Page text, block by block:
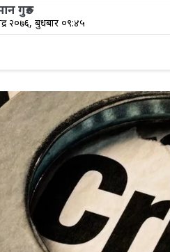
गुरुङ
२०७६, बुधबार ०९:४५